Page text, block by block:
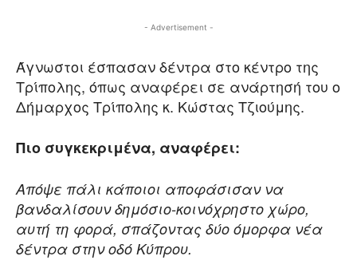
- Advertisement -
Άγνωστοι έσπασαν δέντρα στο κέντρο της
Τρίπολης, όπως αναφέρει σε ανάρτησή του ο
Δήμαρχος Τρίπολης κ. Κώστας Τζιούμης.
Πιο συγκεκριμένα, αναφέρει:
Απόψε πάλι κάποιοι αποφάσισαν να
βανδαλίσουν δημόσιο-κοινόχρηστο χώρο,
αυτή τη φορά, σπάζοντας δύο όμορφα νέα
δέντρα στην οδό Κύπρου.